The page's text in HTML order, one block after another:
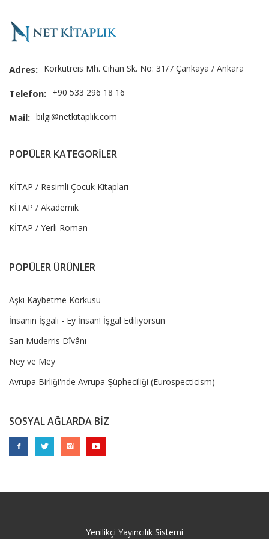
Adres: Korkutreis Mh. Cihan Sk. No: 31/7 Çankaya / Ankara
Telefon: +90 533 296 18 16
Mail: bilgi@netkitaplik.com
POPÜLER KATEGORİLER
KİTAP / Resimli Çocuk Kitapları
KİTAP / Akademik
KİTAP / Yerli Roman
POPÜLER ÜRÜNLER
Aşkı Kaybetme Korkusu
İnsanın İşgali - Ey İnsan! İşgal Ediliyorsun
Sarı Müderris Dîvânı
Ney ve Mey
Avrupa Birliği'nde Avrupa Şüpheciliği (Eurospecticism)
SOSYAL AĞLARDA BİZ
Yenilikçi Yayıncılık Sistemi